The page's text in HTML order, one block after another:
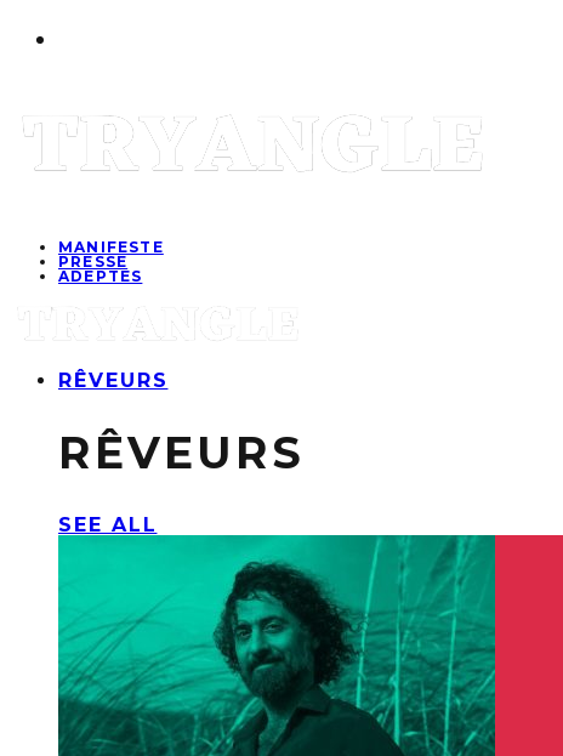
MANIFESTE
PRESSE
ADEPTES
RÊVEURS
RÊVEURS
SEE ALL